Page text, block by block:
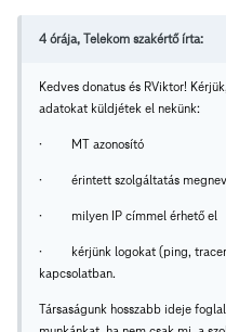
4 órája, Telekom szakértő írta:
Kedves donatus és RViktor!
adatokat küldjétek el nekünk:
· MT azonosító
· érintett szolgáltatás
· milyen IP címmel érhető el
·
kérjünk logokat (ping,
kapcsolatban.
Társaságunk hosszabb ideje